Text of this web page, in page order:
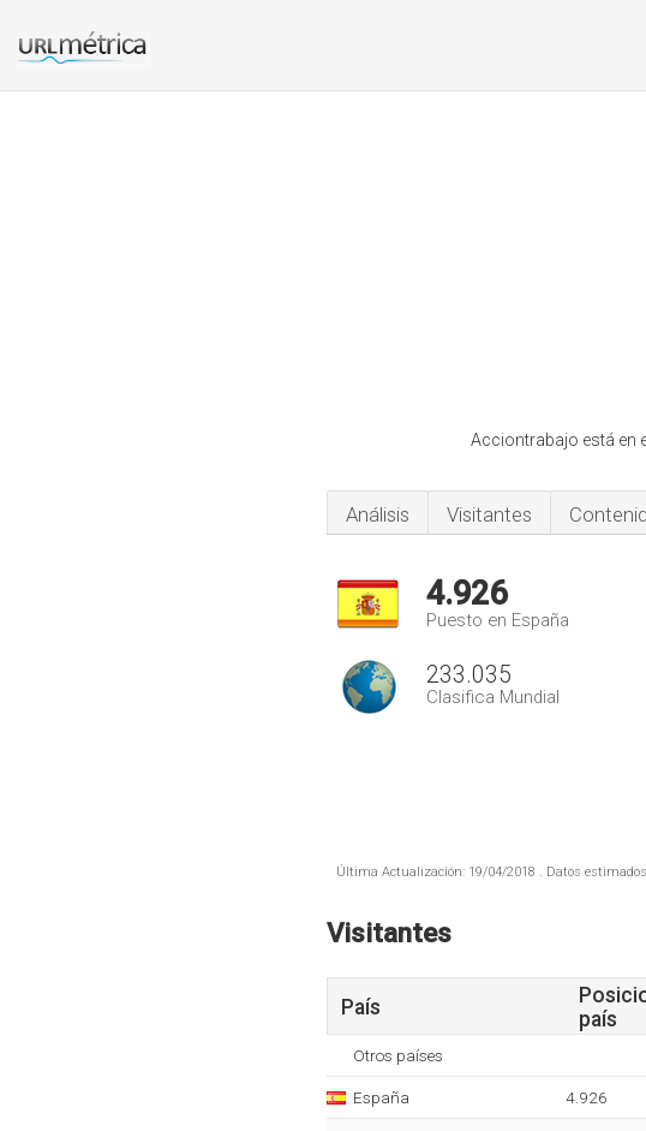
Acciontrabajo está en
Análisis Visitantes
4.926
Puesto en España
233.035
Clasifica Mundial
Última Actualización: 19/04/2018 . Datos
Visitantes
País
país
Otros países
España 4.926